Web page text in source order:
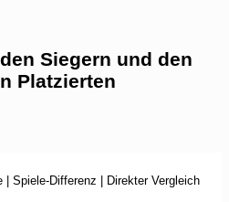
Siegern und den
Platzierten